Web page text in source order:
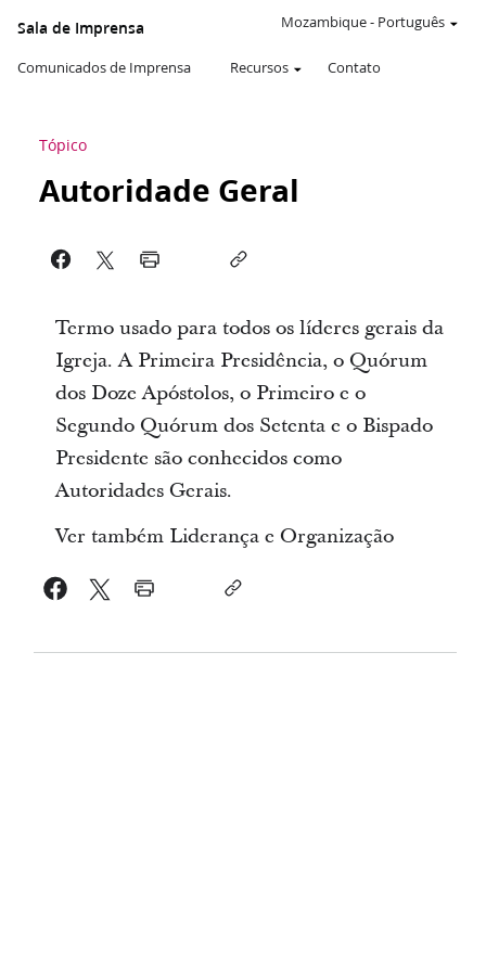
Sala de Imprensa
Comunicados de Imprensa Recursos Contato
Mozambique- Português
Tópico
Autoridade Geral
Termo usado para todos os líderes gerais da
Igreja. A Primeira Presidência, o Quórum
dos Doze Apóstolos, o Primeiro e o
Segundo Quórum dos Setenta e o Bispado
Presidente são conhecidos como
Autoridades Gerais.
Ver também Liderança e Organização